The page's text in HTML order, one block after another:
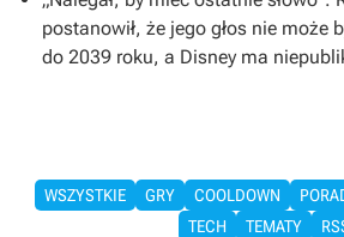
postanowił, że jego głos nie może
do 2039 roku, a Disney ma
WSZYSTKIE GRY COOLDOWN
TECH
TEMATY